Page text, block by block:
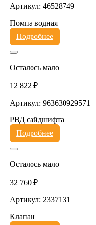
Артикул: 46528749
Помпа водная
Подробнее
Осталось мало
12 822 ₽
Артикул: 963630929571
РВД сайдшифта
Подробнее
Осталось мало
32 760 ₽
Артикул: 2337131
Клапан